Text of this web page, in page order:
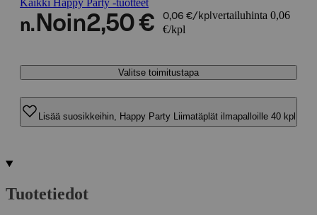
Kaikki Happy Party -tuotteet
n. Noin2,50 € 0,06 €/kpl vertailuhinta 0,06
€/kpl
Valitse toimitustapa
Lisää suosikkeihin, Happy Party Liimatäplät ilmapalloille 40 kpl
Tuotetiedot